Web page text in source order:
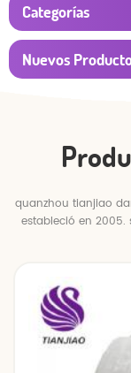
Categorías
Nuevos
quanzhou tianjiao
estableció en